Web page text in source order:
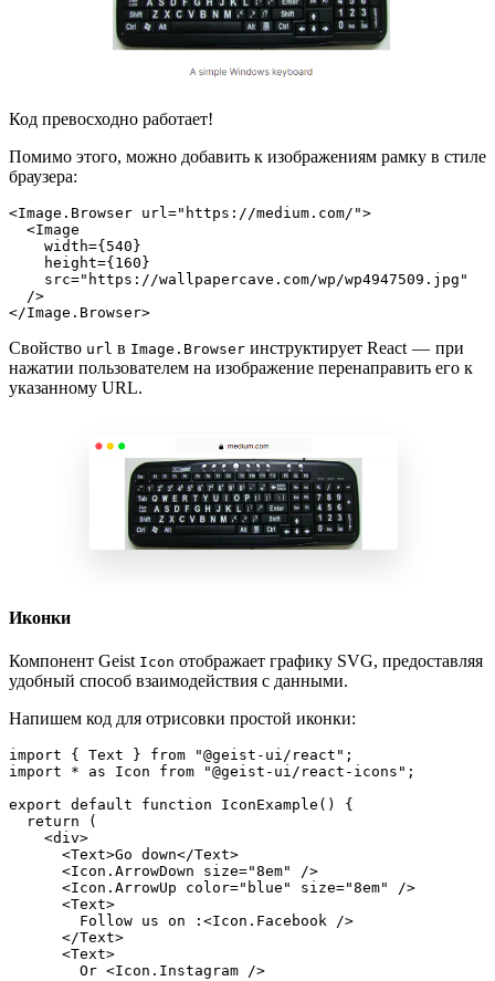
Код превосходно работает!
Помимо этого, можно добавить к изображениям рамку в стиле
браузера:
<Image.Browser url="https://medium.com/">
  <Image
    width={540}
    height={160}
    src="https://wallpapercave.com/wp/wp4947509.jpg"
  />
</Image.Browser>
Свойство url в Image.Browser инструктирует React — при
нажатии пользователем на изображение перенаправить его к
указанному URL.
Иконки
Компонент Geist Icon отображает графику SVG, предоставляя
удобный способ взаимодействия с данными.
Напишем код для отрисовки простой иконки:
import { Text } from "@geist-ui/react";
import * as Icon from "@geist-ui/react-icons";
export default function IconExample() {
  return (
    <div>
      <Text>Go down</Text>
      <Icon.ArrowDown size="8em" />
      <Icon.ArrowUp color="blue" size="8em" />
      <Text>
        Follow us on :<Icon.Facebook />
      </Text>
      <Text>
        Or <Icon.Instagram />